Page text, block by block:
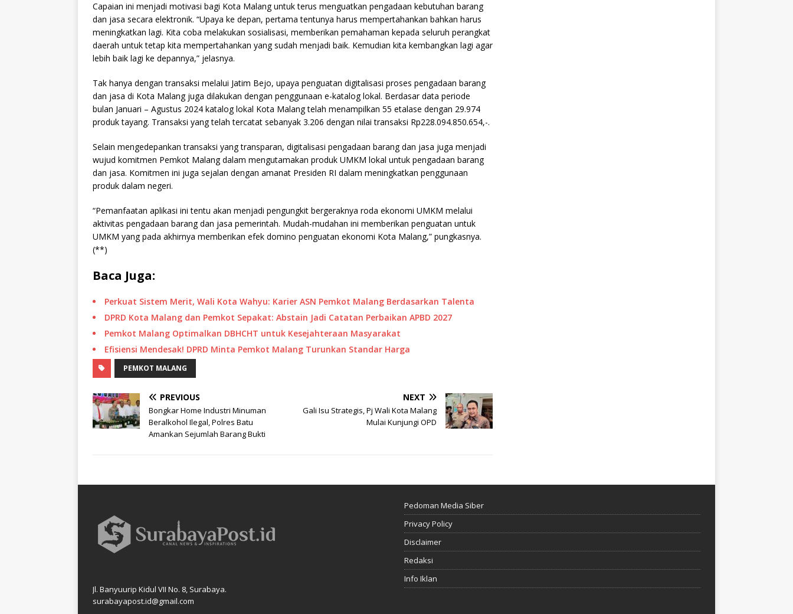
Capaian ini menjadi motivasi bagi Kota Malang untuk terus menguatkan pengadaan kebutuhan barang
dan jasa secara elektronik. “Upaya ke depan, pertama tentunya harus mempertahankan bahkan harus
meningkatkan lagi. Kita coba melakukan sosialisasi, memberikan pemahaman kepada seluruh perangkat
daerah untuk tetap kita mempertahankan yang sudah menjadi baik. Kemudian kita kembangkan lagi agar
lebih baik lagi ke depannya,” jelasnya.
Tak hanya dengan transaksi melalui Jatim Bejo, upaya penguatan digitalisasi proses pengadaan barang
dan jasa di Kota Malang juga dilakukan dengan penggunaan e-katalog lokal. Berdasar data periode
bulan Januari – Agustus 2024 katalog lokal Kota Malang telah menampilkan 55 etalase dengan 29.974
produk tayang. Transaksi yang telah tercatat sebanyak 3.206 dengan nilai transaksi Rp228.094.850.654,-.
Selain mengedepankan transaksi yang transparan, digitalisasi pengadaan barang dan jasa juga menjadi
wujud komitmen Pemkot Malang dalam mengutamakan produk UMKM lokal untuk pengadaan barang
dan jasa. Komitmen ini juga sejalan dengan amanat Presiden RI dalam meningkatkan penggunaan
produk dalam negeri.
“Pemanfaatan aplikasi ini tentu akan menjadi pengungkit bergeraknya roda ekonomi UMKM melalui
aktivitas pengadaan barang dan jasa pemerintah. Mudah-mudahan ini memberikan penguatan untuk
UMKM yang pada akhirnya memberikan efek domino penguatan ekonomi Kota Malang,” pungkasnya.
(**)
Baca Juga:
Perkuat Sistem Merit, Wali Kota Wahyu: Karier ASN Pemkot Malang Berdasarkan Talenta
DPRD Kota Malang dan Pemkot Sepakat: Abstain Jadi Catatan Perbaikan APBD 2027
Pemkot Malang Optimalkan DBHCHT untuk Kesejahteraan Masyarakat
Efisiensi Mendesak! DPRD Minta Pemkot Malang Turunkan Standar Harga
PEMKOT MALANG
PREVIOUS
Bongkar Home Industri Minuman
Beralkohol Ilegal, Polres Batu
Amankan Sejumlah Barang Bukti
NEXT
Gali Isu Strategis, Pj Wali Kota Malang
Mulai Kunjungi OPD
Jl. Banyuurip Kidul VII No. 8, Surabaya.
surabayapost.id@gmail.com
Pedoman Media Siber
Privacy Policy
Disclaimer
Redaksi
Info Iklan